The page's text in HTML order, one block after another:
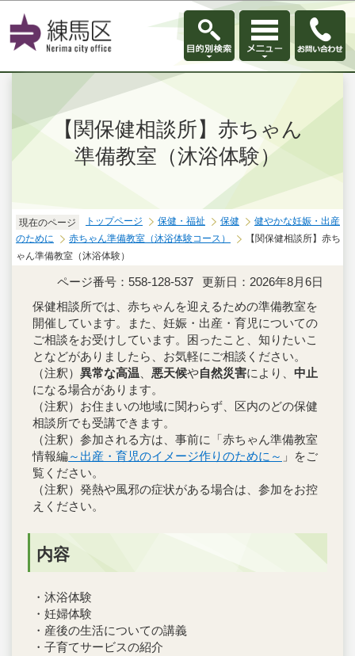
このページの本文へ移動
【関保健相談所】赤ちゃん
準備教室（沐浴体験）
現在のページ トップページ 保健・福祉 保健
健やかな妊娠・出産
のために
赤ちゃん準備教室（沐浴体験コース）
【関保健相談所】赤ち
ゃん準備教室（沐浴体験）
ページ番号：558-128-537
更新日：2026年8月6日
保健相談所では、赤ちゃんを迎えるための準備教室を
開催しています。また、妊娠・出産・育児についての
ご相談をお受けしています。困ったこと、知りたいこ
となどがありましたら、お気軽にご相談ください。
（注釈） 異常な高温 悪天候や自然災害により、 中止
になる場合があります。
（注釈）お住まいの地域に関わらず、区内のどの保健
相談所でも受講できます。
（注釈）参加される方は、事前に「赤ちゃん準備教室
情報編～出産・育児のイメージ作りのために～ 」をご
覧ください。
（注釈）発熱や風邪の症状がある場合は、参加をお控
えください。
内容
・沐浴体験
・妊婦体験
・産後の生活についての講義
・子育てサービスの紹介